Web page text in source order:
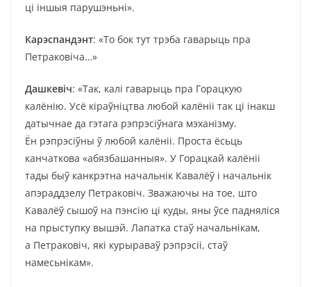
ці іншыя парушэньні».
Карэспандэнт: «То бок тут трэба гаварыць пра
Петраковіча…»
Дашкевіч: «Так, калі гаварыць пра Горацкую
калёнію. Усё кіраўніцтва любой калёніі так ці інакш
датычнае да гэтага рэпрэсіўнага мэханізму.
Ён рэпрэсіўны ў любой калёніі. Проста ёсьць
канчаткова «абязбашанныя». У Горацкай калёніі
тады быў канкрэтна начальнік Кавалёў і начальнік
апэраддзелу Петраковіч. Зважаючы на тое, што
Кавалёў сышоў на пэнсію ці куды, яны ўсе падняліся
на прыступку вышэй. Лапатка стаў начальнікам,
а Петраковіч, які курыраваў рэпрэсіі, стаў
намесьнікам».